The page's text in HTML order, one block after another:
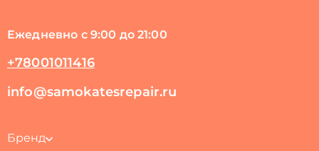
Ежедневно с 9:00 до 21:00
+78001011416
info@samokatesrepair.ru
Бренд